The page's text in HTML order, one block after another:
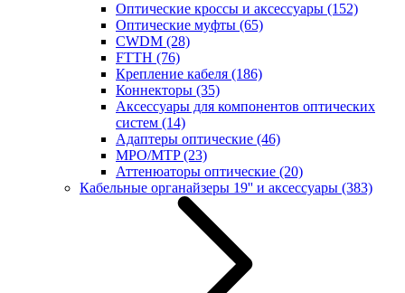
Оптические кроссы и аксессуары (152)
Оптические муфты (65)
CWDM (28)
FTTH (76)
Крепление кабеля (186)
Коннекторы (35)
Аксессуары для компонентов оптических
систем (14)
Адаптеры оптические (46)
MPO/MTP(23)
Аттенюаторы оптические (20)
Кабельные органайзеры 19'' и аксессуары (383)